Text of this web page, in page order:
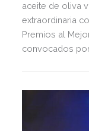
aceite de oliva
extraordinaria
Premios al
convocados